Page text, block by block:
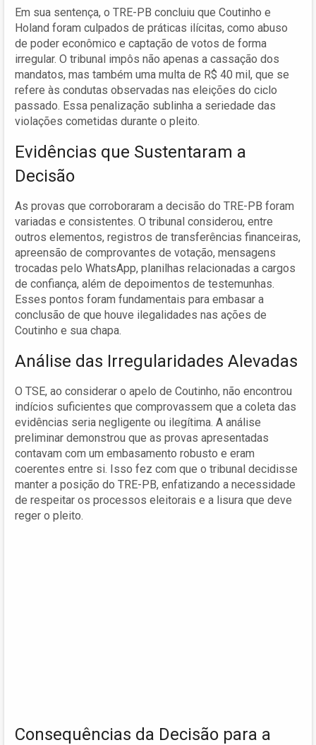
Em sua sentença, o TRE-PB concluiu que Coutinho e
Holand foram culpados de práticas ilícitas, como abuso
de poder econômico e captação de votos de forma
irregular. O tribunal impôs não apenas a cassação dos
mandatos, mas também uma multa de R$ 40 mil, que se
refere às condutas observadas nas eleições do ciclo
passado. Essa penalização sublinha a seriedade das
violações cometidas durante o pleito.
Evidências que Sustentaram a
Decisão
As provas que corroboraram a decisão do TRE-PB foram
variadas e consistentes. O tribunal considerou, entre
outros elementos, registros de transferências financeiras,
apreensão de comprovantes de votação, mensagens
trocadas pelo WhatsApp, planilhas relacionadas a cargos
de confiança, além de depoimentos de testemunhas.
Esses pontos foram fundamentais para embasar a
conclusão de que houve ilegalidades nas ações de
Coutinho e sua chapa.
Análise das Irregularidades Alevadas
O TSE, ao considerar o apelo de Coutinho, não encontrou
indícios suficientes que comprovassem que a coleta das
evidências seria negligente ou ilegítima. A análise
preliminar demonstrou que as provas apresentadas
contavam com um embasamento robusto e eram
coerentes entre si. Isso fez com que o tribunal decidisse
manter a posição do TRE-PB, enfatizando a necessidade
de respeitar os processos eleitorais e a lisura que deve
reger o pleito.
Consequências da Decisão para a